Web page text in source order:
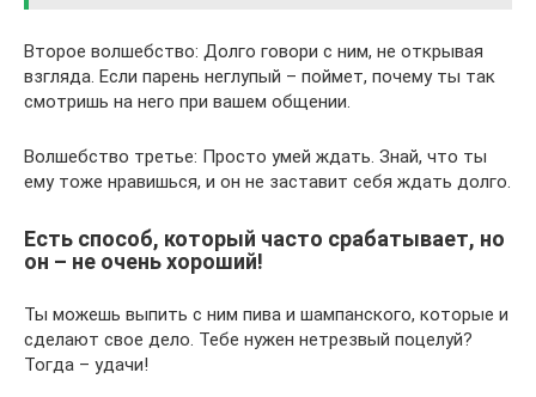
Второе волшебство: Долго говори с ним, не открывая
взгляда. Если парень неглупый – поймет, почему ты так
смотришь на него при вашем общении.
Волшебство третье: Просто умей ждать. Знай, что ты
ему тоже нравишься, и он не заставит себя ждать долго.
Есть способ, который часто срабатывает, но
он – не очень хороший!
Ты можешь выпить с ним пива и шампанского, которые и
сделают свое дело. Тебе нужен нетрезвый поцелуй?
Тогда – удачи!